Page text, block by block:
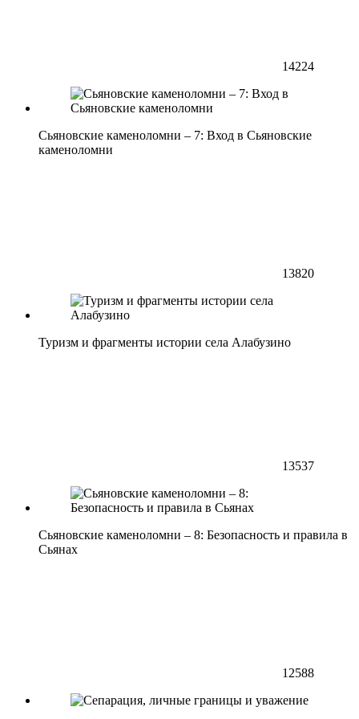
14224
Сьяновские каменоломни – 7: Вход в Сьяновские
каменоломни
13820
Туризм и фрагменты истории села Алабузино
13537
Сьяновские каменоломни – 8: Безопасность и правила в
Сьянах
12588